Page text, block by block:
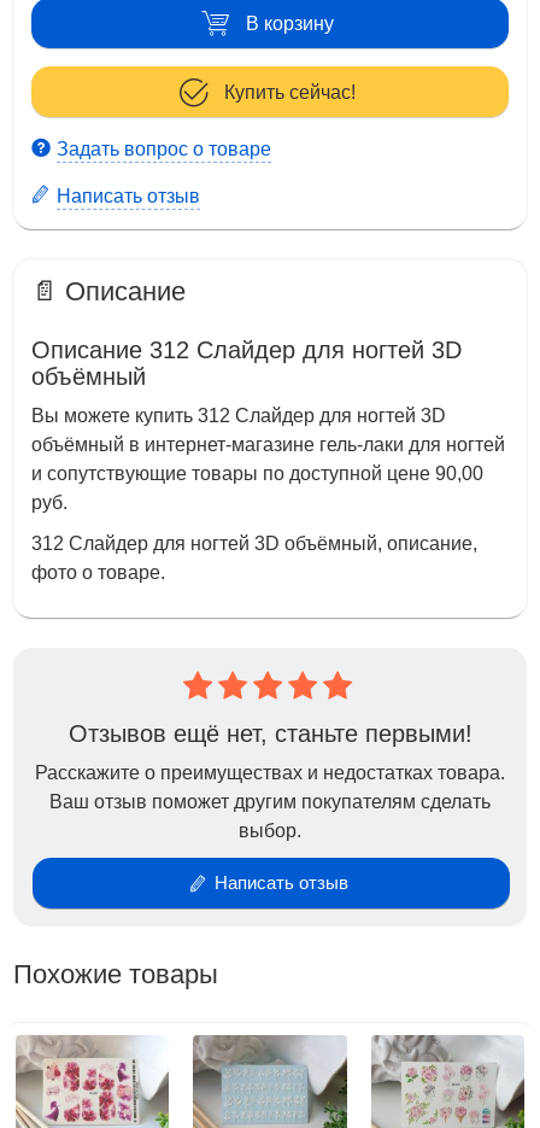
В корзину
Купить сейчас!
Задать вопрос о товаре
Написать отзыв
📄 Описание
Описание 312 Слайдер для ногтей 3D
объёмный
Вы можете купить 312 Слайдер для ногтей 3D
объёмный в интернет-магазине гель-лаки для ногтей
и сопутствующие товары по доступной цене 90,00
руб.
312 Слайдер для ногтей 3D объёмный, описание,
фото о товаре.
Отзывов ещё нет, станьте первыми!
Расскажите о преимуществах и недостатках товара.
Ваш отзыв поможет другим покупателям сделать
выбор.
Написать отзыв
Похожие товары